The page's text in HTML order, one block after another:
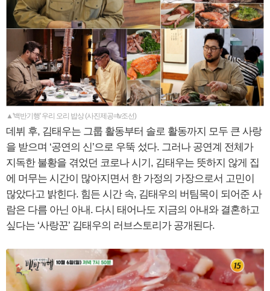
▲'백반기행' 우리 오리 밥상 (사진제공=tv조선)
데뷔 후, 김태우는 그룹 활동부터 솔로 활동까지 모두 큰 사랑
을 받으며 ‘공연의 신’으로 우뚝 섰다. 그러나 공연계 전체가
지독한 불황을 겪었던 코로나 시기, 김태우는 뜻하지 않게 집
에 머무는 시간이 많아지면서 한 가정의 가장으로서 고민이
많았다고 밝힌다. 힘든 시간 속, 김태우의 버팀목이 되어준 사
람은 다름 아닌 아내. 다시 태어나도 지금의 아내와 결혼하고
싶다는 ‘사랑꾼’ 김태우의 러브스토리가 공개된다.